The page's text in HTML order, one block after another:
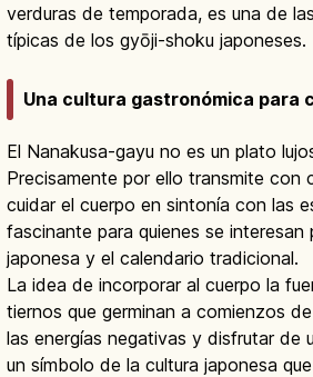
verduras de temporada, es una de
típicas de los gyōji-shoku japoneses.
Una cultura gastronómica para
El Nanakusa-gayu no es un plato
Precisamente por ello transmite con
cuidar el cuerpo en sintonía con las
fascinante para quienes se interesan
japonesa y el calendario tradicional.
La idea de incorporar al cuerpo la
tiernos que germinan a comienzos
las energías negativas y disfrutar de
un símbolo de la cultura japonesa